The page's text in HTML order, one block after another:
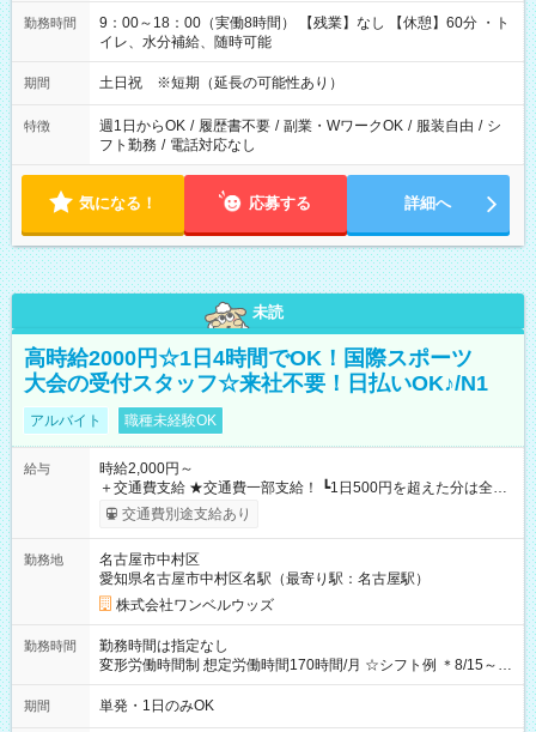
勤務時間
9：00～18：00（実働8時間） 【残業】なし 【休憩】60分 ・ト
イレ、水分補給、随時可能
期間 土日祝 ※短期（延長の可能性あり）
特徴 週1日からOK / 履歴書不要 / 副業・WワークOK / 服装自由 / シ
フト勤務 / 電話対応なし
気になる！ 応募する 詳細へ
未読
高時給2000円☆1日4時間でOK！国際スポーツ
大会の受付スタッフ☆来社不要！日払いOK♪/N1
アルバイト 職種未経験OK
給与
時給2,000円～
＋交通費支給 ★交通費一部支給！ ┗1日500円を超えた分は全額
支給！ ※往復500円以内の方は自己負担となります ★日払い
OK！（規定あり） ┗働いたその日に現金GET♪ お仕事後はコン
期間なし
交通費別途支給あり
勤務地
名古屋市中村区
愛知県名古屋市中村区名駅（最寄り駅：名古屋駅）
株式会社ワンベルウッズ
勤務時間
勤務時間は指定なし
変形労働時間制 想定労働時間170時間/月 ☆シフト例 ＊8/15～
10/26 全日共通 08：00～12：00 17：00～21：00 ＊8/31
～9/19のみ下記シフトもあります！ 12：00～16：00 ＊9/6～
期間 単発・1日のみOK